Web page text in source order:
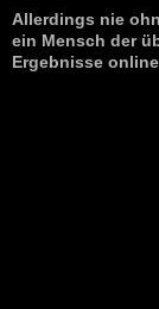
Allerdings nie
ein Mensch der
Ergebnisse